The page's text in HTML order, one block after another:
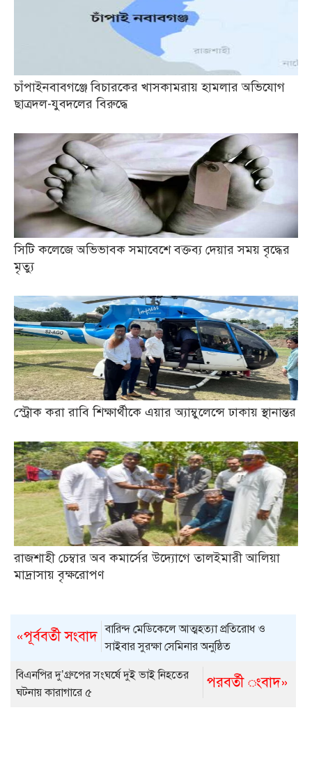
চাঁপাইনবাবগঞ্জে বিচারকের খাসকামরায় হামলার অভিযোগ
ছাত্রদল-যুবদলের বিরুদ্ধে
সিটি কলেজে অভিভাবক সমাবেশে বক্তব্য দেয়ার সময় বৃদ্ধের
মৃত্যু
স্ট্রোক করা রাবি শিক্ষার্থীকে এয়ার অ্যাম্বুলেন্সে ঢাকায় স্থানান্তর
রাজশাহী চেম্বার অব কমার্সের উদ্যোগে তালইমারী আলিয়া
মাদ্রাসায় বৃক্ষরোপণ
«পূর্ববর্তী সংবাদ বারিন্দ মেডিকেলে আত্মহত্যা প্রতিরোধ ও
সাইবার সুরক্ষা সেমিনার অনুষ্ঠিত
পরবর্তী ংবাদ»
বিএনপির দু’গ্রুপের সংঘর্ষে দুই ভাই নিহতের
ঘটনায় কারাগারে ৫